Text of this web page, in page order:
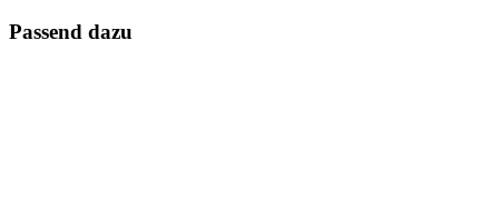
Passend dazu